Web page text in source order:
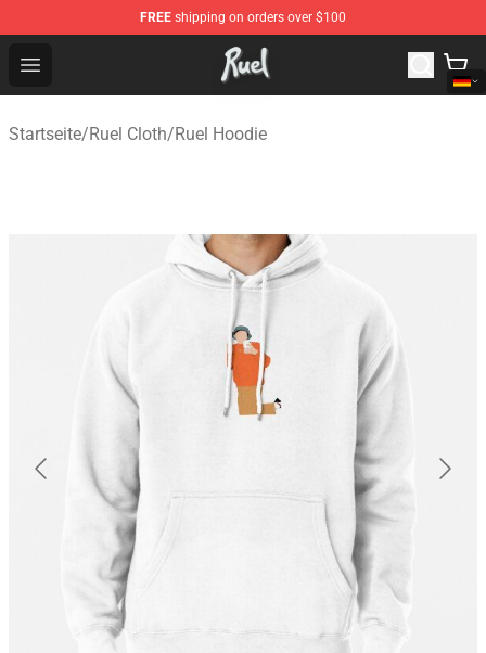
FREE shipping on orders over $100
Open menu
Ruel Store - Official Ruel Merchandise Shop
Startseite/Ruel Cloth/Ruel Hoodie